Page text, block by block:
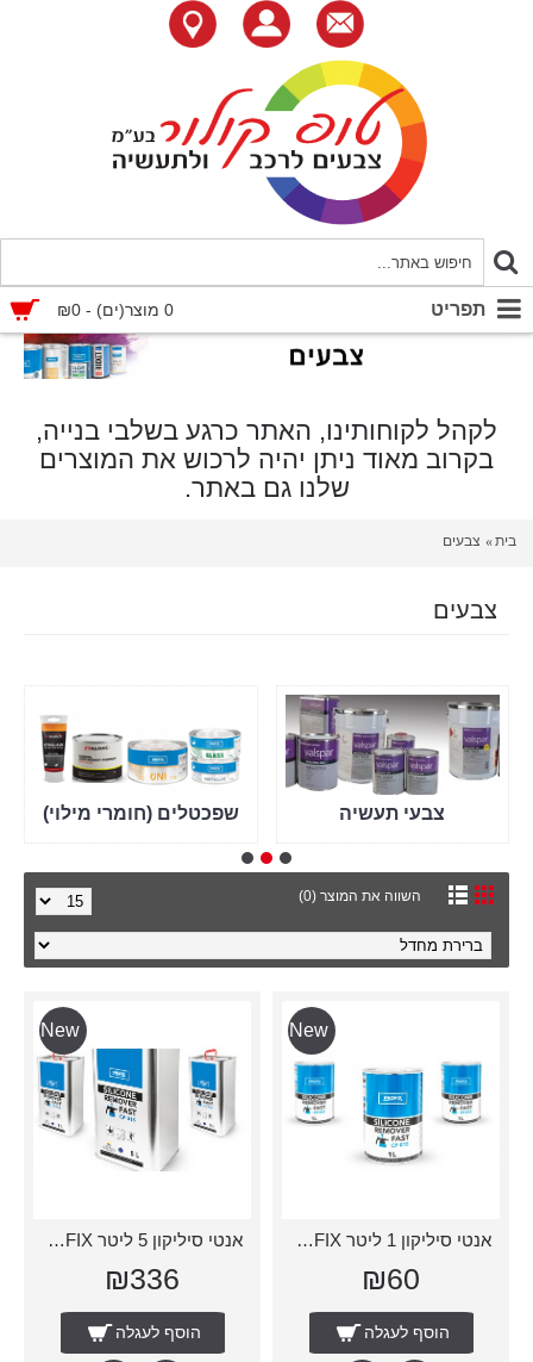
0 מוצר(ים) - ₪0 תפריט
לקהל לקוחותינו, האתר כרגע בשלבי בנייה,
בקרוב מאוד ניתן יהיה לרכוש את המוצרים
שלנו גם באתר.
בית צבעים
צבעים
צבעי תעשיה שפכטלים (חומרי מילוי)
השווה את המוצר (0)
New
אנטי סיליקון 1 ליטר CP016 PROFIX
₪60
הוסף לעגלה
New
אנטי סיליקון 5 ליטר CP016 PROFIX
₪336
הוסף לעגלה